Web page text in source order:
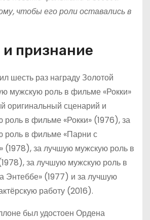
чтобы его роли оставались в
признание
шесть раз награду Золотой
мужскую роль в фильме «Рокки»
оригинальный сценарий и
в фильме «Рокки» (1976), за
роль в фильме «Парни с
(1978), за лучшую мужскую роль в
за лучшую мужскую роль в
Энтеббе» (1977) и за лучшую
работу (2016).
был удостоен Ордена